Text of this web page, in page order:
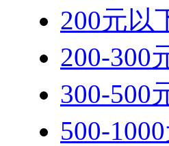
200元以
200-300
300-500
500-